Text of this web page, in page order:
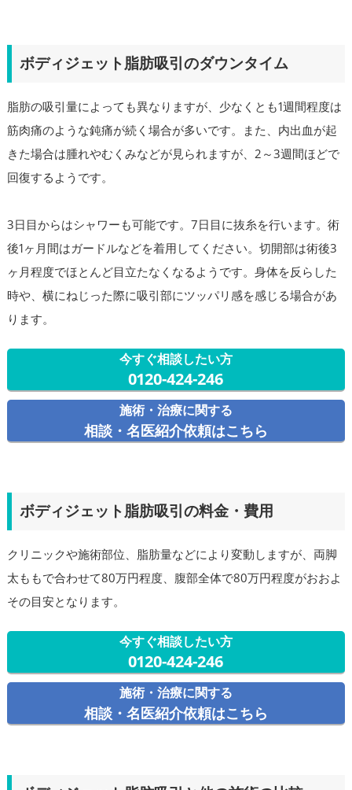
ボディジェット脂肪吸引のダウンタイム
脂肪の吸引量によっても異なりますが、少なくとも1週間程度は
筋肉痛のような鈍痛が続く場合が多いです。また、内出血が起
きた場合は腫れやむくみなどが見られますが、2～3週間ほどで
回復するようです。
3日目からはシャワーも可能です。7日目に抜糸を行います。術
後1ヶ月間はガードルなどを着用してください。切開部は術後3
ヶ月程度でほとんど目立たなくなるようです。身体を反らした
時や、横にねじった際に吸引部にツッパリ感を感じる場合があ
ります。
今すぐ相談したい方
0120-424-246
施術・治療に関する
相談・名医紹介依頼はこちら
ボディジェット脂肪吸引の料金・費用
クリニックや施術部位、脂肪量などにより変動しますが、両脚
太ももで合わせて80万円程度、腹部全体で80万円程度がおおよ
その目安となります。
今すぐ相談したい方
0120-424-246
施術・治療に関する
相談・名医紹介依頼はこちら